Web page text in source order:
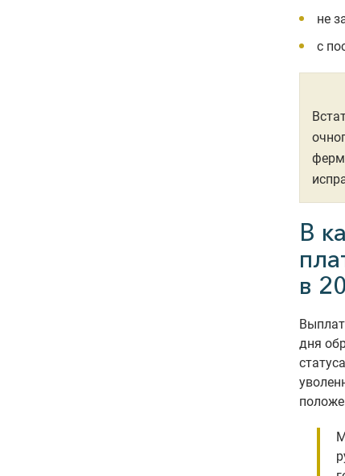
не
с
В
в
дня